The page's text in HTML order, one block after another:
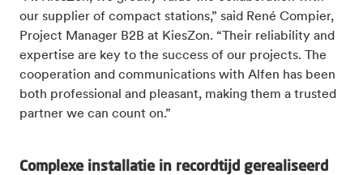
our supplier of compact stations,” said René Compier,
Project Manager B2B at KiesZon. “Their reliability and
expertise are key to the success of our projects. The
cooperation and communications with Alfen has been
both professional and pleasant, making them a trusted
partner we can count on.”
Complexe installatie in recordtijd gerealiseerd